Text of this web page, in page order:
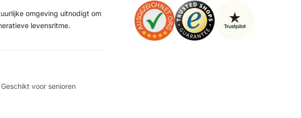
omgeving uitnodigt om
levensritme.
Geschikt voor senioren